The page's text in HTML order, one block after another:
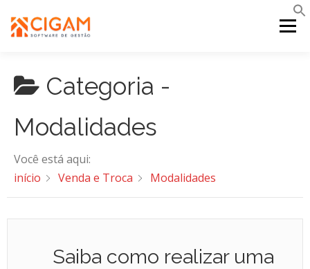
para
Menu
INÍCIO NOVIDADES DA VERSÃO
PORTAL WEB MOBILE
Categoria -
Modalidades
Você está aqui:
início
Venda e Troca Modalidades
Saiba como realizar uma